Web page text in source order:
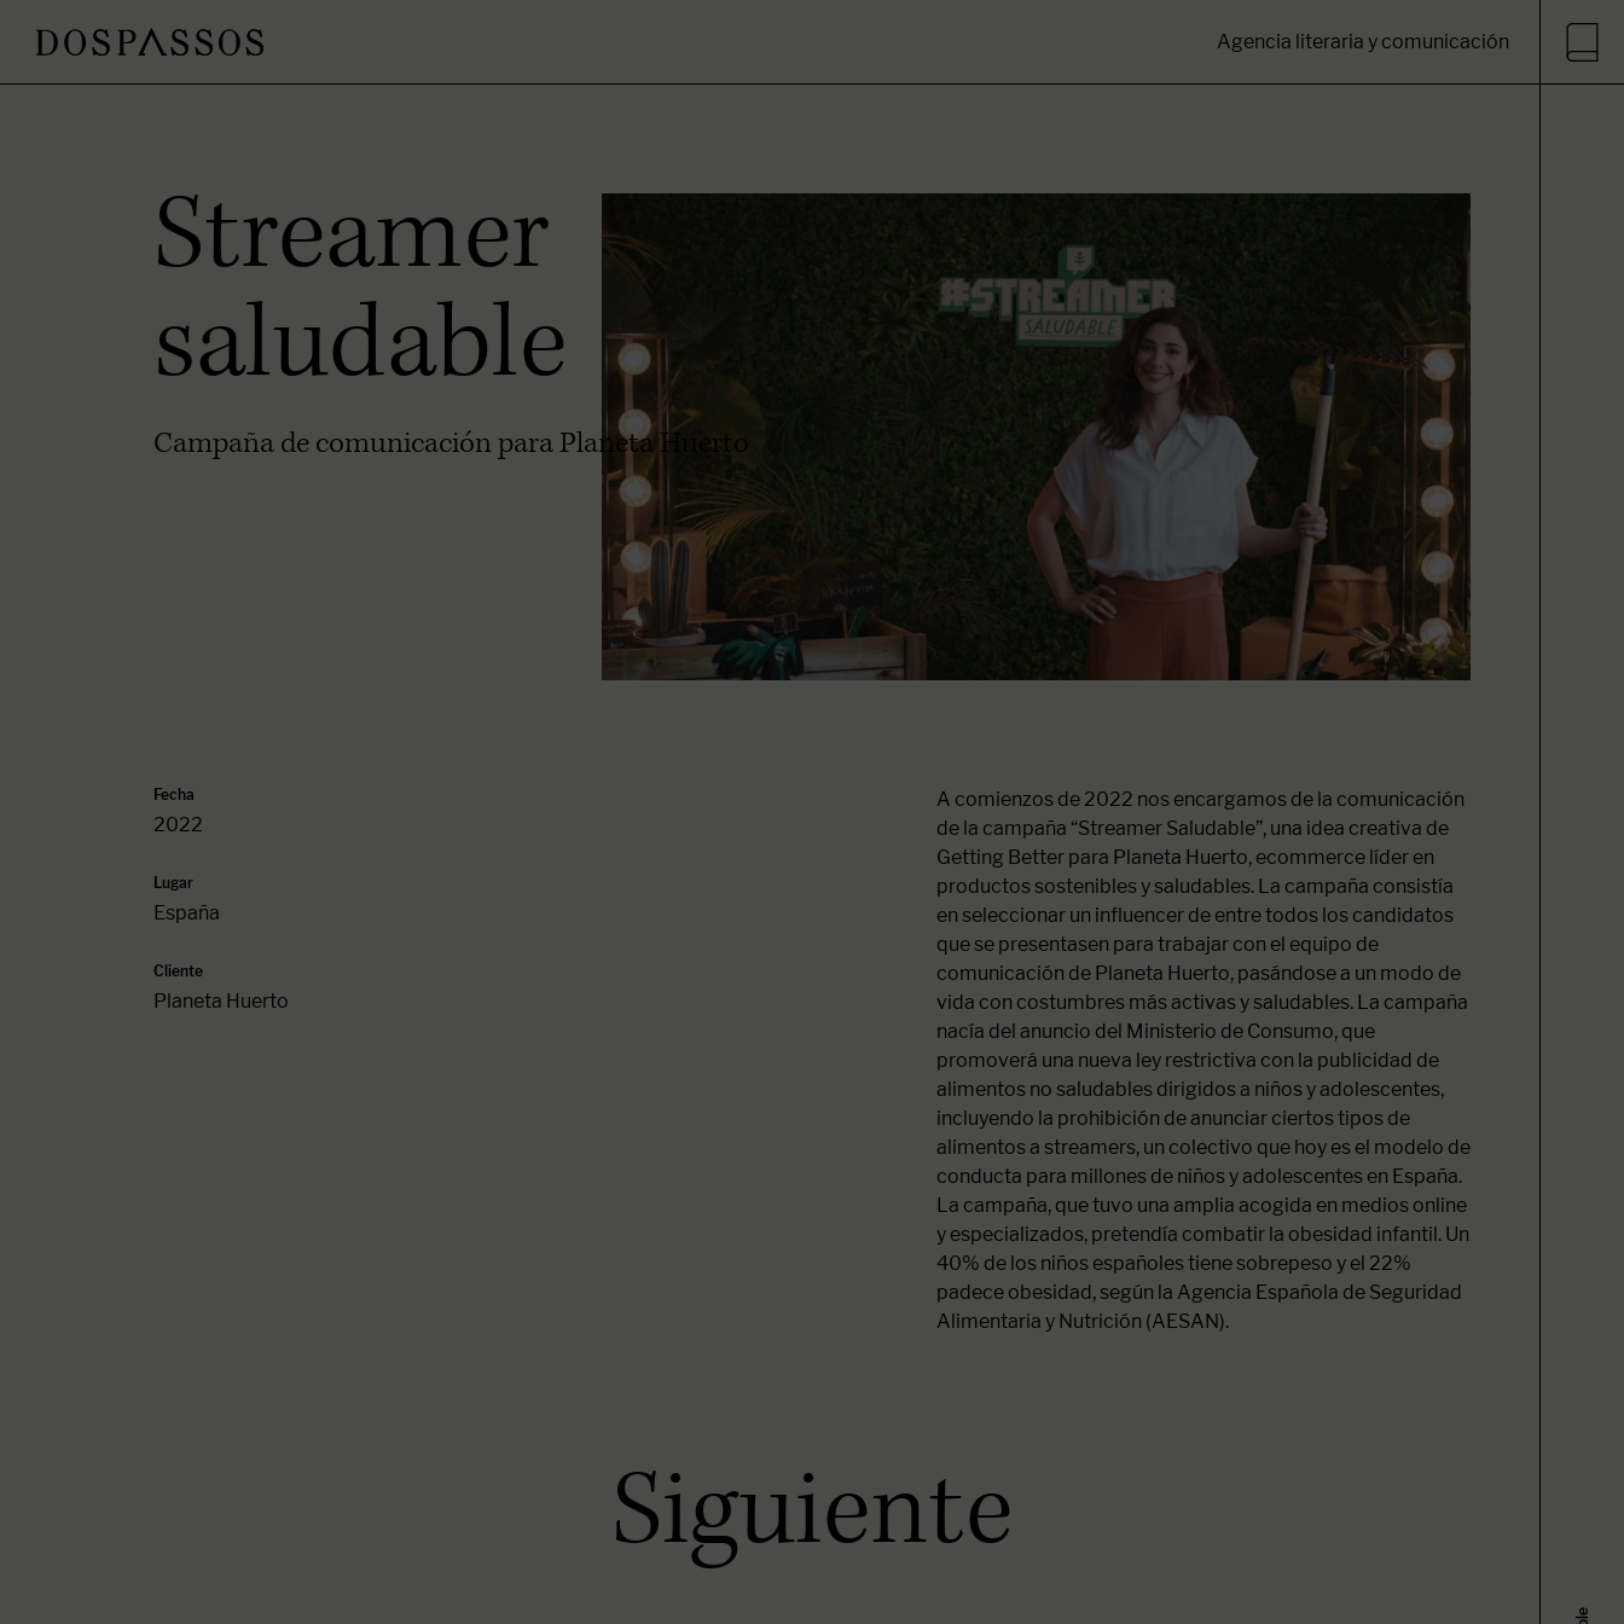
Agencia literaria y comunicación
Streamer
saludable
Campaña de comunicación para Planeta Huerto
Fecha
2022
Lugar
España
Cliente
Planeta Huerto
A comienzos de 2022 nos encargamos de la comunicación
de la campaña “Streamer Saludable”, una idea creativa de
Getting Better para Planeta Huerto, ecommerce líder en
productos sostenibles y saludables. La campaña consistía
en seleccionar un influencer de entre todos los candidatos
que se presentasen para trabajar con el equipo de
comunicación de Planeta Huerto, pasándose a un modo de
vida con costumbres más activas y saludables. La campaña
nacía del anuncio del Ministerio de Consumo, que
promoverá una nueva ley restrictiva con la publicidad de
alimentos no saludables dirigidos a niños y adolescentes,
incluyendo la prohibición de anunciar ciertos tipos de
alimentos a streamers, un colectivo que hoy es el modelo de
conducta para millones de niños y adolescentes en España.
La campaña, que tuvo una amplia acogida en medios online
y especializados, pretendía combatir la obesidad infantil. Un
40% de los niños españoles tiene sobrepeso y el 22%
padece obesidad, según la Agencia Española de Seguridad
Alimentaria y Nutrición (AESAN).
Siguiente